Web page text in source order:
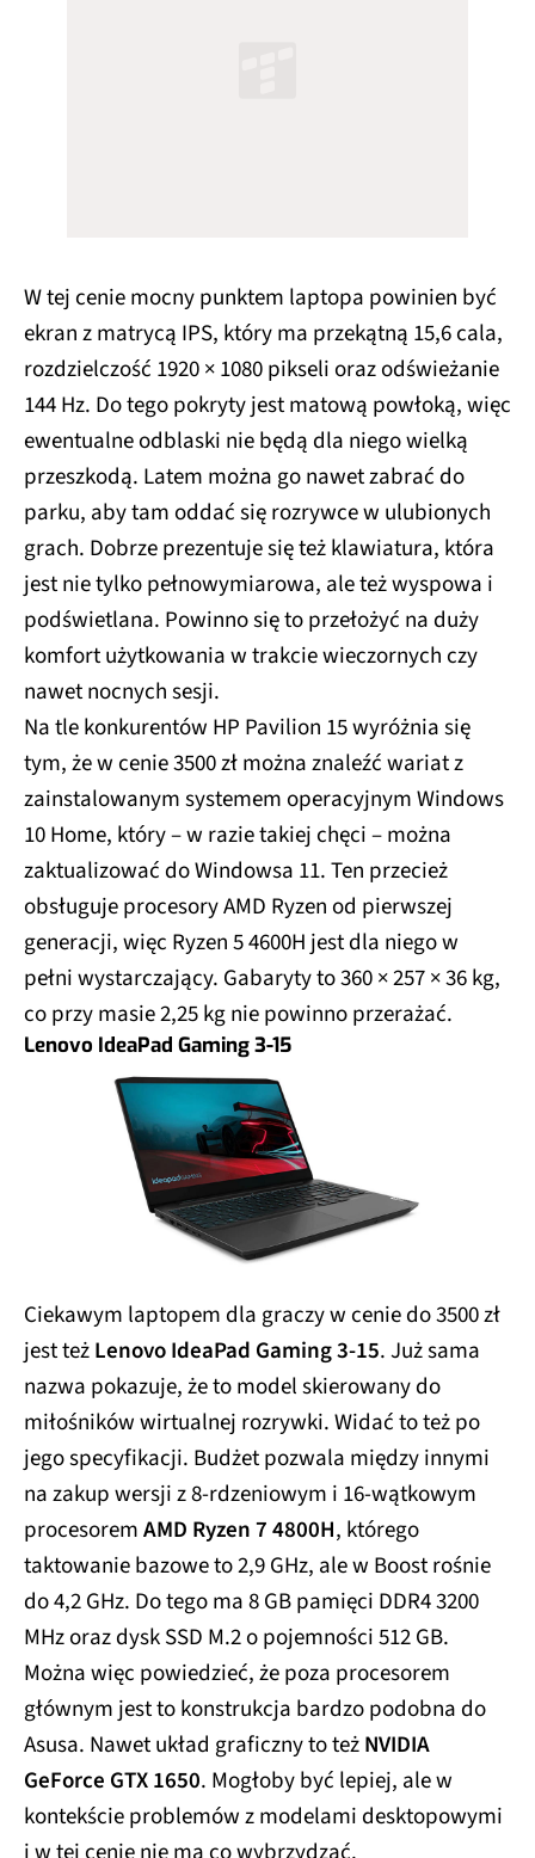
W tej cenie mocny punktem laptopa powinien być
ekran z matrycą IPS, który ma przekątną 15,6 cala,
rozdzielczość 1920 × 1080 pikseli oraz odświeżanie
144 Hz. Do tego pokryty jest matową powłoką, więc
ewentualne odblaski nie będą dla niego wielką
przeszkodą. Latem można go nawet zabrać do
parku, aby tam oddać się rozrywce w ulubionych
grach. Dobrze prezentuje się też klawiatura, która
jest nie tylko pełnowymiarowa, ale też wyspowa i
podświetlana. Powinno się to przełożyć na duży
komfort użytkowania w trakcie wieczornych czy
nawet nocnych sesji.
Na tle konkurentów HP Pavilion 15 wyróżnia się
tym, że w cenie 3500 zł można znaleźć wariat z
zainstalowanym systemem operacyjnym Windows
10 Home, który – w razie takiej chęci – można
zaktualizować do Windowsa 11. Ten przecież
obsługuje procesory AMD Ryzen od pierwszej
generacji, więc Ryzen 5 4600H jest dla niego w
pełni wystarczający. Gabaryty to 360 × 257 × 36 kg,
co przy masie 2,25 kg nie powinno przerażać.
Lenovo IdeaPad Gaming 3-15
Ciekawym laptopem dla graczy w cenie do 3500 zł
jest teżLenovo IdeaPad Gaming 3-15. Już sama
nazwa pokazuje, że to model skierowany do
miłośników wirtualnej rozrywki. Widać to też po
jego specyfikacji. Budżet pozwala między innymi
na zakup wersji z 8-rdzeniowym i 16-wątkowym
procesoremAMD Ryzen 7 4800H, którego
taktowanie bazowe to 2,9 GHz, ale w Boost rośnie
do 4,2 GHz. Do tego ma 8 GB pamięci DDR4 3200
MHz oraz dysk SSD M.2 o pojemności 512 GB.
Można więc powiedzieć, że poza procesorem
głównym jest to konstrukcja bardzo podobna do
Asusa. Nawet układ graficzny to teżNVIDIA
GeForce GTX 1650. Mogłoby być lepiej, ale w
kontekście problemów z modelami desktopowymi